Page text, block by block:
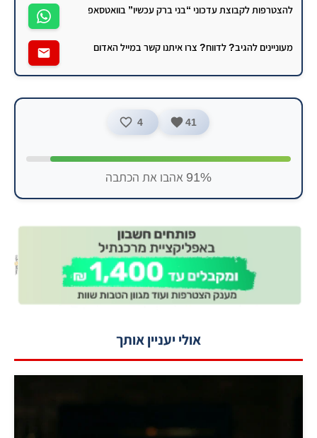
להצטרפות לקבוצת עדכוני “בני ברק עכשיו” בוואטסאפ
מעוניינים להגיב? לדווח? צרו איתנו קשר במייל האדום
41
4
91% אהבו את הכתבה
אולי יעניין אותך